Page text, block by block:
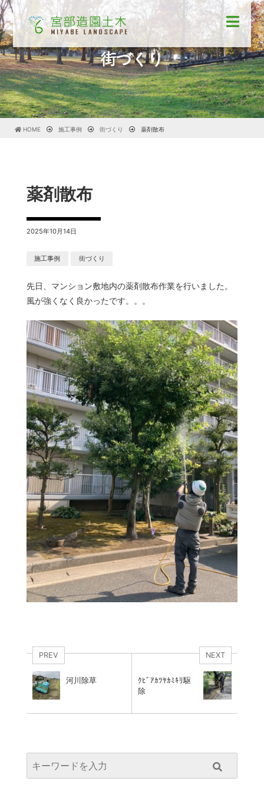
街づくり
HOME 施工事例 街づくり 薬剤散布
薬剤散布
2025年10月14日
施工事例 街づくり
先日、マンション敷地内の薬剤散布作業を行いました。
風が強くなく良かったです。。。
PREV
河川除草
NEXT
ｸﾋﾞｱｶﾂﾔｶﾐｷﾘ駆
除